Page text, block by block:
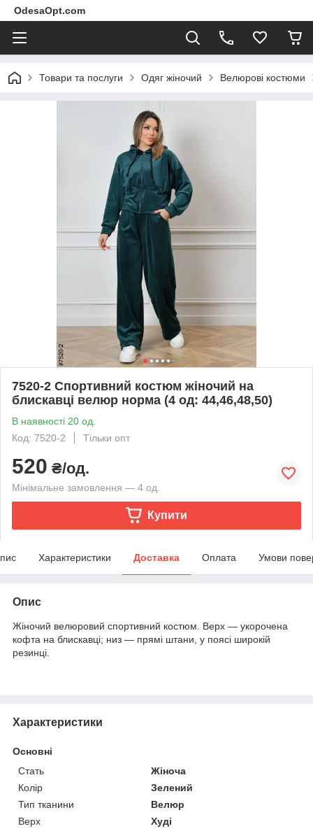
OdesaOpt.com
Товари та послуги Одяг жіночий Велюрові костюми
7520-2 Спортивний костюм жіночий на
блискавці велюр норма (4 од: 44,46,48,50)
В наявності 20 од.
Код: 7520-2
Тільки опт
520 ₴/од.
Мінімальне замовлення — 4 од.
Купити
Характеристики Доставка Оплата Умови
Опис
Жіночий велюровий спортивний костюм. Верх — укорочена
кофта на блискавці; низ — прямі штани, у поясі широкій
резинці.
Характеристики
Основні
Стать
Жіноча
Колір
Зелений
Тип тканини
Велюр
Верх
Худі